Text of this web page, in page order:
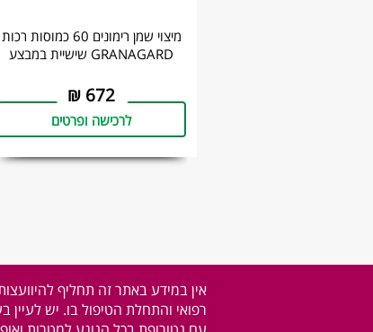
מיצוי שמן רימונים 60 כמוסות רכות
GRANAGARD שישיית במבצע
672
₪
לרכישה ופרטים
אין במידע באתר זה תחליף
רפואי והתחלת הטיפול בו. יש לעיין